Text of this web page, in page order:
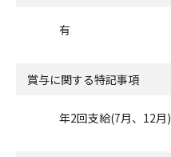
有
賞与に関する特記事項
年2回支給(7月、12月)